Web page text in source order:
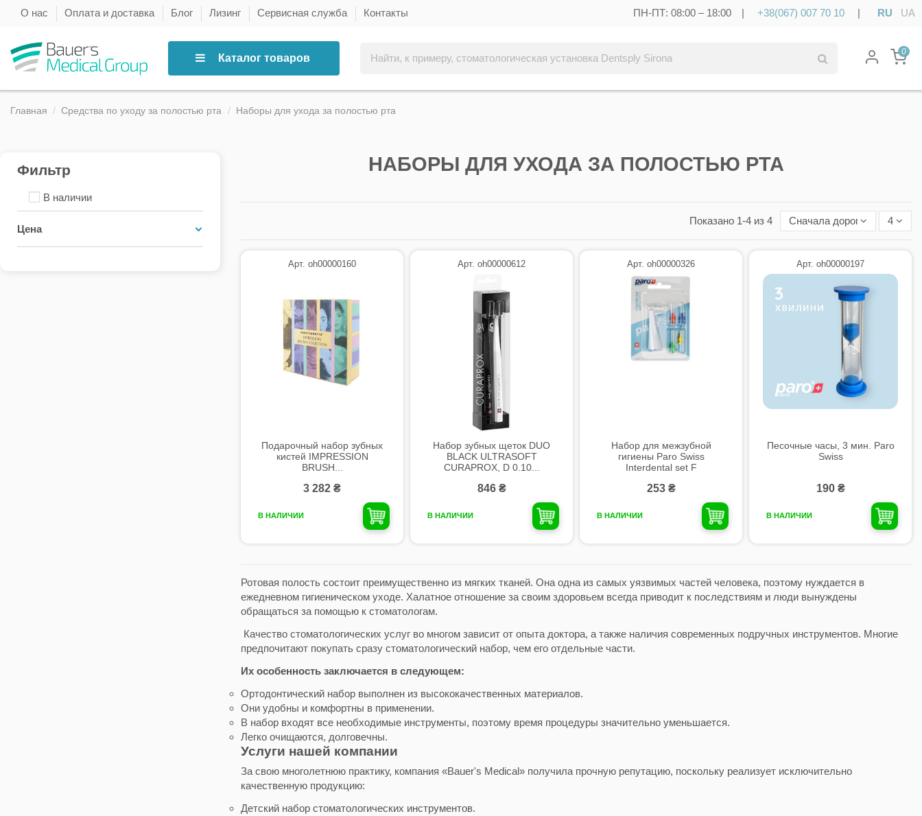
О нас Оплата и доставка Блог Лизинг Сервисная служба Контакты ПН-ПТ: 08:00 – 18:00 | +38(067) 007 70 10 | RU UA
Каталог товаров
0
Главная Средства по уходу за полостью рта Наборы для ухода за полостью рта
Фильтр
В наличии
Цена
НАБОРЫ ДЛЯ УХОДА ЗА ПОЛОСТЬЮ РТА
Показано 1-4 из 4 Сначала дорогие 4
Арт. oh00000160
Подарочный набор зубных
кистей IMPRESSION
BRUSH...
3 282 ₴
В НАЛИЧИИ
Арт. oh00000612
Набор зубных щеток DUO
BLACK ULTRASOFT
CURAPROX, D 0.10...
846 ₴
В НАЛИЧИИ
Арт. oh00000326
Набор для межзубной
гигиены Paro Swiss
Interdental set F
253 ₴
В НАЛИЧИИ
Арт. oh00000197
Песочные часы, 3 мин. Paro
Swiss
190 ₴
В НАЛИЧИИ
Ротовая полость состоит преимущественно из мягких тканей. Она одна из самых уязвимых частей человека, поэтому нуждается в
ежедневном гигиеническом уходе. Халатное отношение за своим здоровьем всегда приводит к последствиям и люди вынуждены
обращаться за помощью к стоматологам.
Качество стоматологических услуг во многом зависит от опыта доктора, а также наличия современных подручных инструментов. Многие
предпочитают покупать сразу стоматологический набор, чем его отдельные части.
Их особенность заключается в следующем:
Ортодонтический набор выполнен из высококачественных материалов.
Они удобны и комфортны в применении.
В набор входят все необходимые инструменты, поэтому время процедуры значительно уменьшается.
Легко очищаются, долговечны.
Услуги нашей компании
За свою многолетнюю практику, компания «Bauer's Medical» получила прочную репутацию, поскольку реализует исключительно
качественную продукцию:
Детский набор стоматологических инструментов.